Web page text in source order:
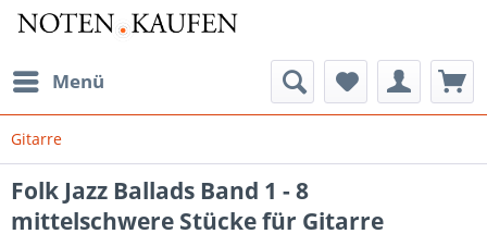
Menü
Gitarre
Folk Jazz Ballads Band 1 - 8
mittelschwere Stücke für Gitarre